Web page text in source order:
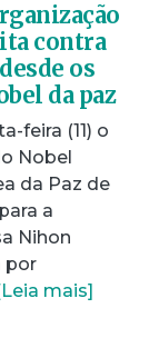
contra
os
da paz
feira (11) o
Nobel
da Paz de
a
Nihon
por
mais]